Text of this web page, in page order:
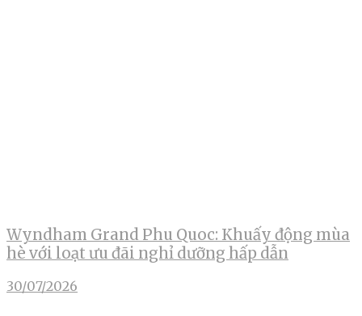
Wyndham Grand Phu Quoc: Khuấy động mùa
hè với loạt ưu đãi nghỉ dưỡng hấp dẫn
30/07/2026